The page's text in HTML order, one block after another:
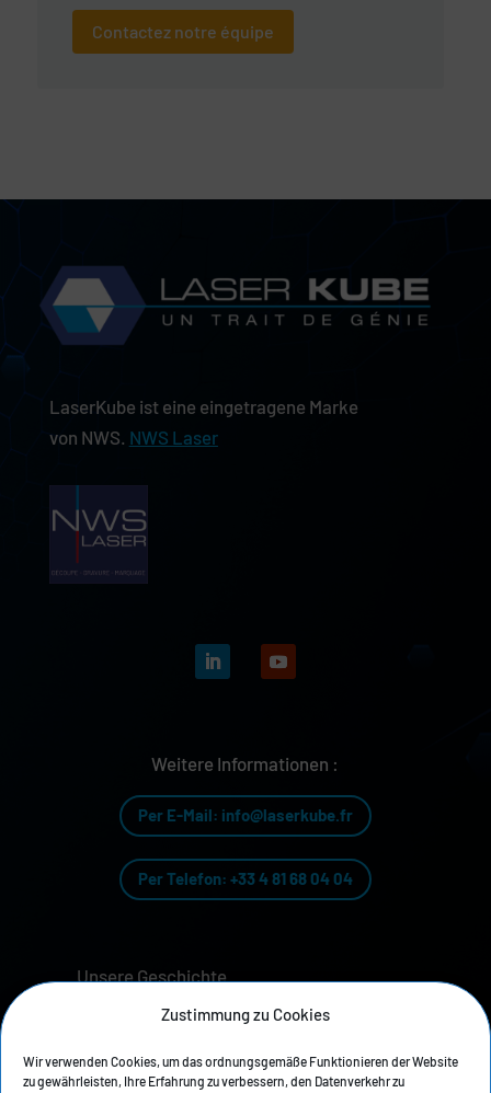
Zustimmung zu Cookies
Wir verwenden Cookies, um das ordnungsgemäße Funktionieren der Website
zu gewährleisten, Ihre Erfahrung zu verbessern, den Datenverkehr zu
Contactez notre équipe
LaserKube ist eine eingetragene Marke
von NWS. NWS Laser
Weitere Informationen :
Per E-Mail: info@laserkube.fr
Per Telefon: +33 4 81 68 04 04
Unsere Geschichte
Datenschutzrichtlinie
Rechtliche Hinweise